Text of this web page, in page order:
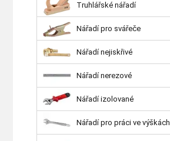
Truhlářské nářadí
Nářadí pro svářeče
Nářadí nejiskřivé
Nářadí nerezové
Nářadí izolované
Nářadí pro práci ve výškách